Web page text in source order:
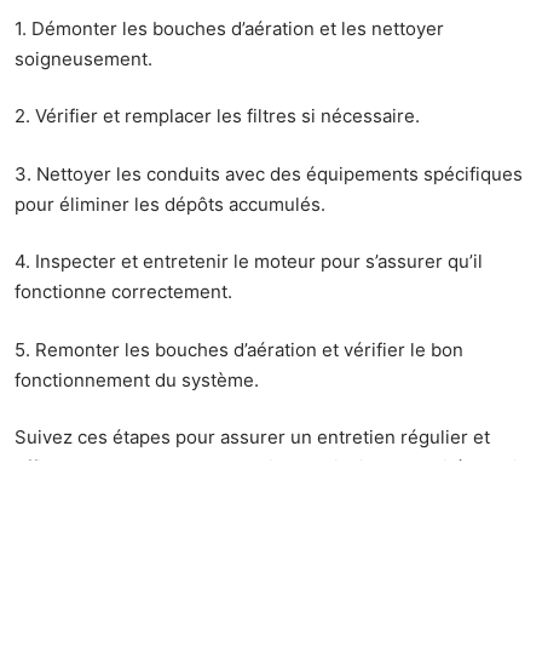
1. Démonter les bouches d’aération et les nettoyer
soigneusement.
2. Vérifier et remplacer les filtres si nécessaire.
3. Nettoyer les conduits avec des équipements spécifiques
pour éliminer les dépôts accumulés.
4. Inspecter et entretenir le moteur pour s’assurer qu’il
fonctionne correctement.
5. Remonter les bouches d’aération et vérifier le bon
fonctionnement du système.
Suivez ces étapes pour assurer un entretien régulier et
efficace de votre VMC, garantissant ainsi une qualité de l’air